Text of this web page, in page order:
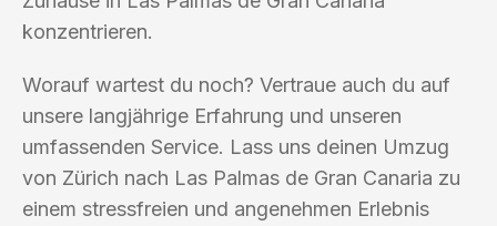
konzentrieren.
Worauf wartest du noch? Vertraue auch du auf
unsere langjährige Erfahrung und unseren
umfassenden Service. Lass uns deinen Umzug
von Zürich nach Las Palmas de Gran Canaria zu
einem stressfreien und angenehmen Erlebnis